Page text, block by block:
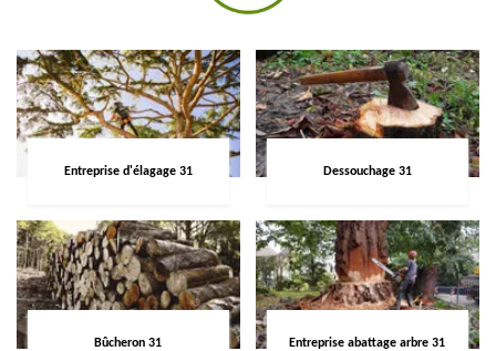
Entreprise d'élagage 31 Dessouchage 31
Bûcheron 31 Entreprise abattage arbre 31